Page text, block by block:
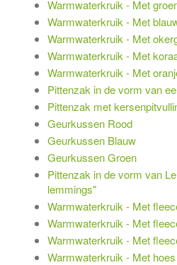
Warmwaterkruik - Met
Warmwaterkruik - Met
Warmwaterkruik - Met
Warmwaterkruik - Met
Warmwaterkruik - Met
Pittenzak in de vorm van
Pittenzak met
Geurkussen Rood
Geurkussen Blauw
Geurkussen Groen
Pittenzak in de vorm van
lemmings"
Warmwaterkruik - Met
Warmwaterkruik - Met
Warmwaterkruik - Met
Warmwaterkruik - Met